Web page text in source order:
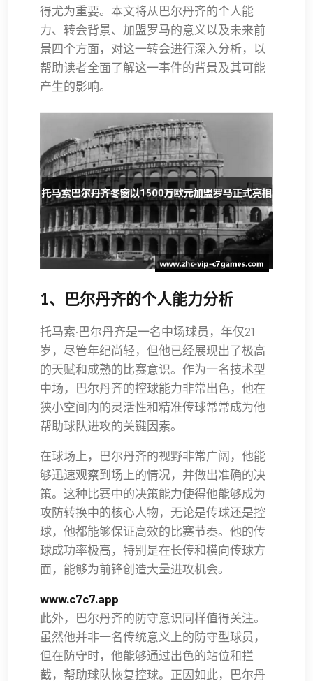
得尤为重要。本文将从巴尔丹齐的个人能
力、转会背景、加盟罗马的意义以及未来前
景四个方面，对这一转会进行深入分析，以
帮助读者全面了解这一事件的背景及其可能
产生的影响。
1、巴尔丹齐的个人能力分析
托马索·巴尔丹齐是一名中场球员，年仅21
岁，尽管年纪尚轻，但他已经展现出了极高
的天赋和成熟的比赛意识。作为一名技术型
中场，巴尔丹齐的控球能力非常出色，他在
狭小空间内的灵活性和精准传球常常成为他
帮助球队进攻的关键因素。
在球场上，巴尔丹齐的视野非常广阔，他能
够迅速观察到场上的情况，并做出准确的决
策。这种比赛中的决策能力使得他能够成为
攻防转换中的核心人物，无论是传球还是控
球，他都能够保证高效的比赛节奏。他的传
球成功率极高，特别是在长传和横向传球方
面，能够为前锋创造大量进攻机会。
www.c7c7.app
此外，巴尔丹齐的防守意识同样值得关注。
虽然他并非一名传统意义上的防守型球员，
但在防守时，他能够通过出色的站位和拦
截，帮助球队恢复控球。正因如此，巴尔丹